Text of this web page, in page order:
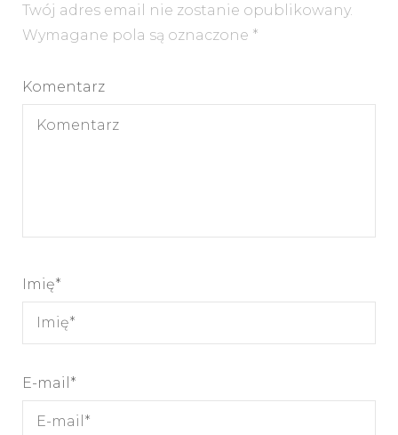
Twój adres email nie zostanie opublikowany.
Wymagane pola są oznaczone *
Komentarz
Imię*
E-mail *